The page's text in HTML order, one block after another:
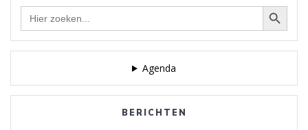
Zoek Zoekknop
Agenda
BERICHTEN